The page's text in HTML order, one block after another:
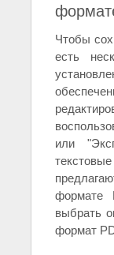
Чтобы
есть
или
формате
выбрать
формат